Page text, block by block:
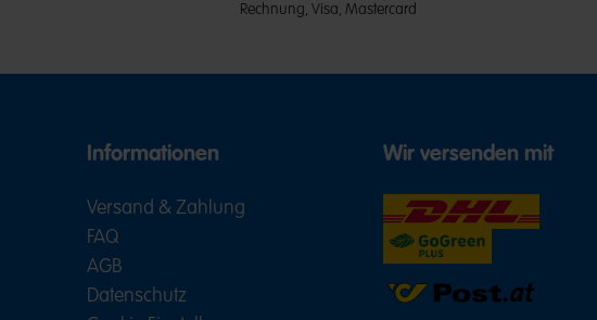
Rechnung, Visa, Mastercard
Informationen
Versand & Zahlung
FAQ
AGB
Datenschutz
Wir versenden mit